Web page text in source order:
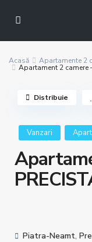
Acasă Apartamente 2
Apartament 2 camere
Vanzari
Piatra-Neamt,
Distribuie